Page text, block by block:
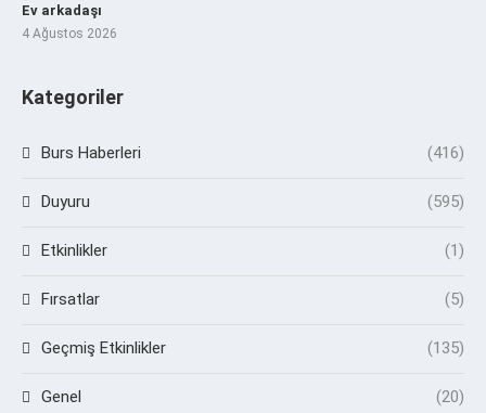
Ev arkadaşı
4 Ağustos 2026
Kategoriler
Burs Haberleri (416)
Duyuru (595)
Etkinlikler (1)
Fırsatlar (5)
Geçmiş Etkinlikler (135)
Genel (20)